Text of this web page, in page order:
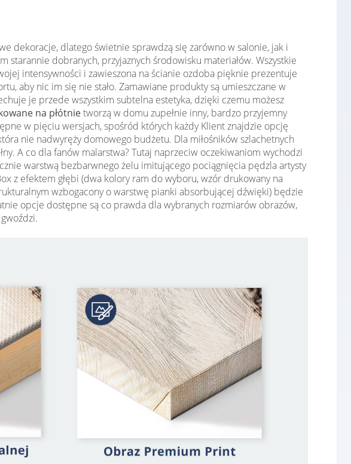
dekoracje, dlatego świetnie sprawdzą się zarówno w salonie, jak i
dobranych, przyjaznych środowisku materiałów. Wszystkie
intensywności i zawieszona na ścianie ozdoba pięknie prezentuje
aby nic im się nie stało. Zamawiane produkty są umieszczane w
je przede wszystkim subtelna estetyka, dzięki czemu możesz
na płótnietworzą w domu zupełnie inny, bardzo przyjemny
w pięciu wersjach, spośród których każdy Klient znajdzie opcję
nie nadwyręży domowego budżetu. Dla miłośników szlachetnych
A co dla fanów malarstwa? Tutaj naprzeciw oczekiwaniom wychodzi
warstwą bezbarwnego żelu imitującego pociągnięcia pędzla artysty
z efektem głębi (dwa kolory ram do wyboru, wzór drukowany na
wzbogacony o warstwę pianki absorbującej dźwięki) będzie
opcje dostępne są co prawda dla wybranych rozmiarów obrazów,